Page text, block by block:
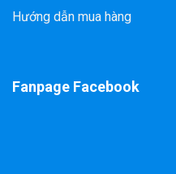
Hướng dẫn mua hàng
Fanpage Facebook